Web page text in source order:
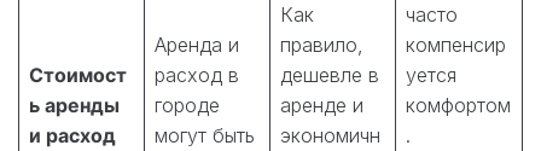
Стоимост
ь аренды
и расход
Аренда и
расход в
городе
могут быть
Как
правило,
дешевле в
аренде и
экономичн
часто
компенсир
уется
комфортом
.